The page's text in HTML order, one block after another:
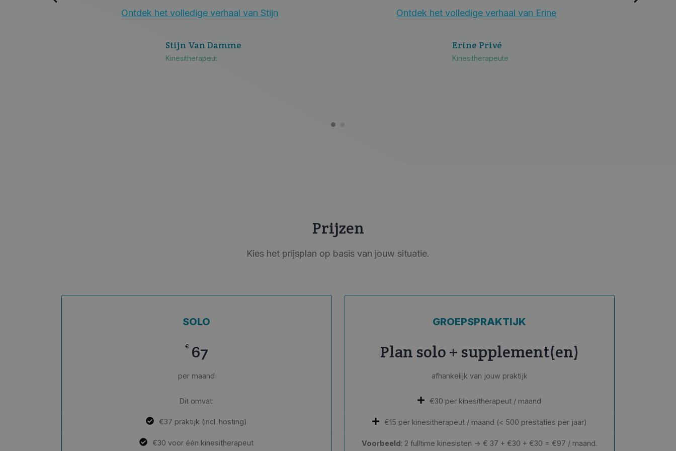
Ontdek het volledige verhaal van Stijn
Stijn Van Damme
Kinesitherapeut
Ontdek het volledige verhaal van Erine
Erine Privé
Kinesitherapeute
Prijzen
Kies het prijsplan op basis van jouw situatie.
SOLO
€ 67
per maand
Dit omvat:
€37 praktijk (incl. hosting)
€30 voor één kinesitherapeut
GROEPSPRAKTIJK
Plan solo + supplement(en)
afhankelijk van jouw praktijk
€30 per kinesitherapeut / maand
€15 per kinesitherapeut / maand (< 500 prestaties per jaar)
Voorbeeld: 2 fulltime kinesisten → € 37 + €30 + €30 = €97 / maand.